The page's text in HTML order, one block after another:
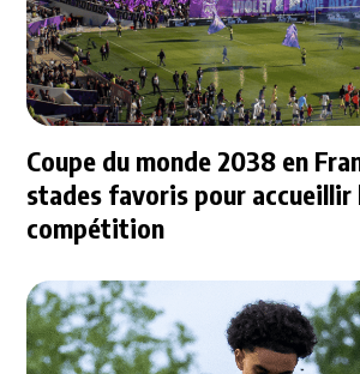
Coupe du monde 2038 en
stades favoris pour accueillir
compétition